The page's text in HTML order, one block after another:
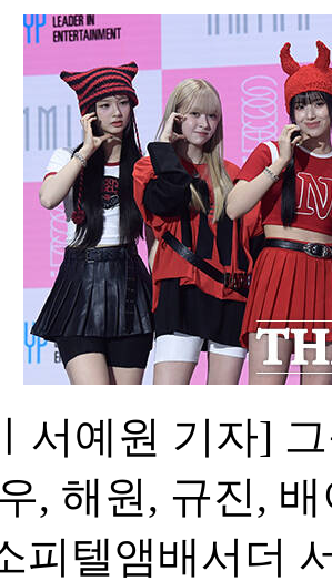
서예원 기자]
, 해원, 규진,
피텔앰배서더